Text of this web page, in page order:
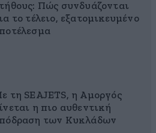
Πώς συνδυάζονται
το τέλειο, εξατομικευμένο
τη SEAJETS, η Αμοργός
η πιο αυθεντική
των Κυκλάδων